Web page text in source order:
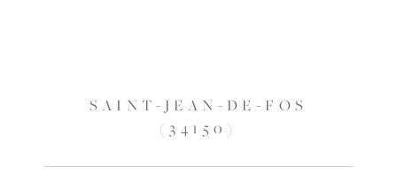
SAINT-JEAN-DE-FOS
(34150)